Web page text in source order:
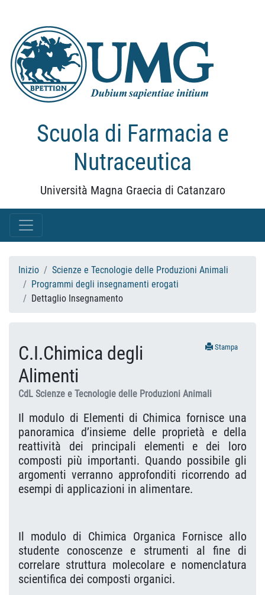
Scuola di Farmacia e
Nutraceutica
Università Magna Graecia di Catanzaro
Inizio
Scienze e Tecnologie delle Produzioni Animali
Programmi degli insegnamenti erogati
Dettaglio Insegnamento
Stampa
C.I.Chimica degli
Alimenti
CdL Scienze e Tecnologie delle Produzioni Animali
Il modulo di Elementi di Chimica fornisce una
panoramica d’insieme delle proprietà e della
reattività dei principali elementi e dei loro
composti più importanti. Quando possibile gli
argomenti verranno approfonditi ricorrendo ad
esempi di applicazioni in alimentare.
Il modulo di Chimica Organica Fornisce allo
studente conoscenze e strumenti al fine di
correlare struttura molecolare e nomenclatura
scientifica dei composti organici.